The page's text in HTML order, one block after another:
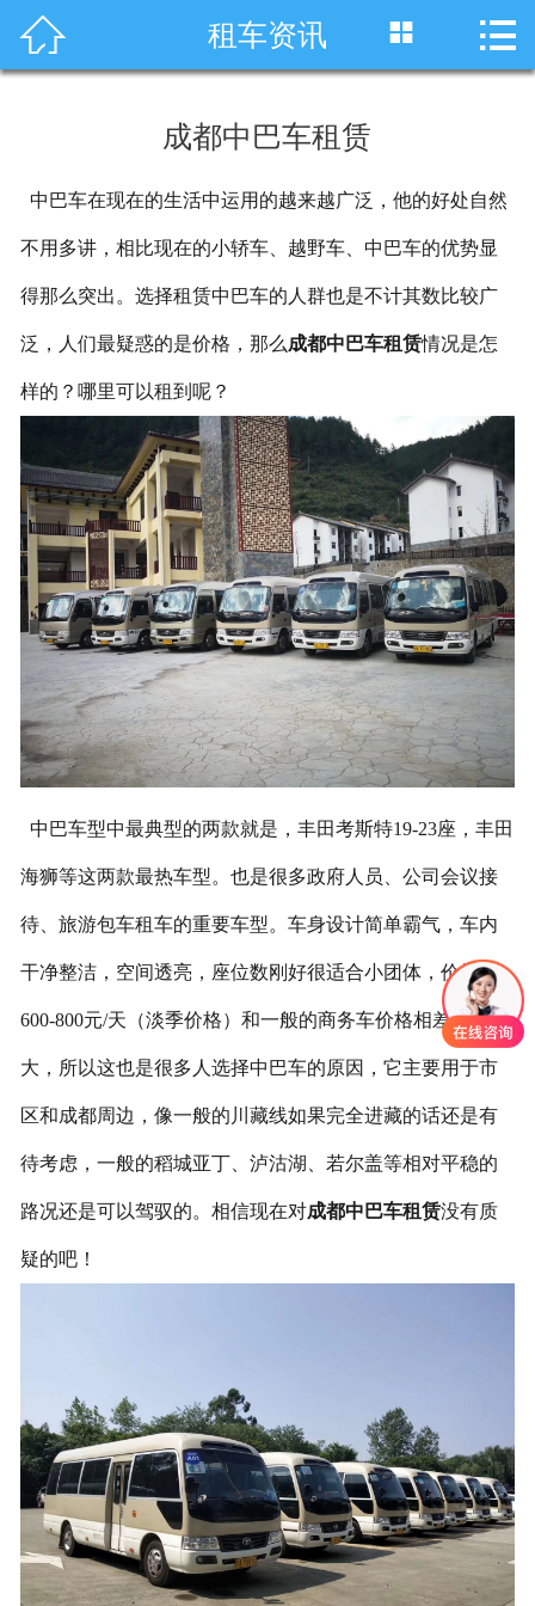
 首页
川藏线租车
服务项目
租车资讯
成功案例
关于我们
联系我们
 租车资讯  
成都中巴车租赁
中巴车在现在的生活中运用的越来越广泛，他的好处自然
不用多讲，相比现在的小轿车、越野车、中巴车的优势显
得那么突出。选择租赁中巴车的人群也是不计其数比较广
泛，人们最疑惑的是价格，那么成都中巴车租赁情况是怎
样的？哪里可以租到呢？
中巴车型中最典型的两款就是，丰田考斯特19-23座，丰田
海狮等这两款最热车型。也是很多政府人员、公司会议接
待、旅游包车租车的重要车型。车身设计简单霸气，车内
干净整洁，空间透亮，座位数刚好很适合小团体，价格在
600-800元/天（淡季价格）和一般的商务车价格相差不是很
大，所以这也是很多人选择中巴车的原因，它主要用于市
区和成都周边，像一般的川藏线如果完全进藏的话还是有
待考虑，一般的稻城亚丁、泸沽湖、若尔盖等相对平稳的
路况还是可以驾驭的。相信现在对成都中巴车租赁没有质
疑的吧！